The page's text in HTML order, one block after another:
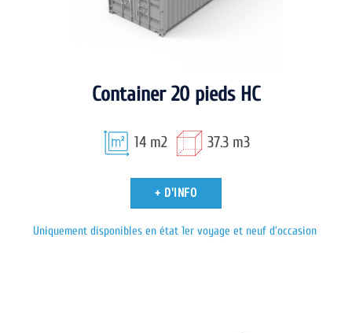
Container 20 pieds HC
14 m2 37.3 m3
+ D'INFO
Uniquement disponibles en état 1er voyage et neuf d’occasion